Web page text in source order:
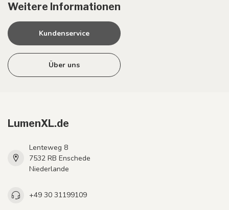
Weitere Informationen
Kundenservice
Über uns
LumenXL.de
Lenteweg 8
7532 RB Enschede
Niederlande
+49 30 31199109